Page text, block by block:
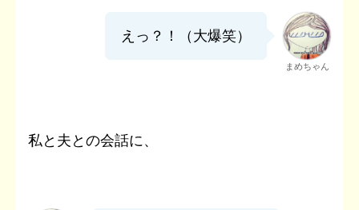
えっ？！（大爆笑）
まめちゃん
私と夫との会話に、